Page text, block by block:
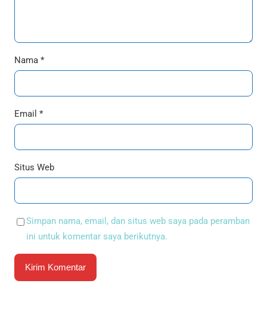
Nama *
Email *
Situs Web
Simpan nama, email, dan situs web saya pada peramban
ini untuk komentar saya berikutnya.